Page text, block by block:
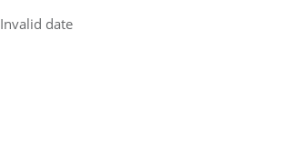
Invalid date